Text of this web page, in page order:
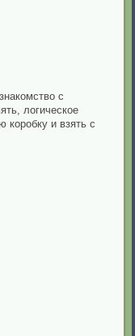
с
логическое
коробку и взять с